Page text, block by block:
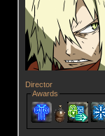
Director
Awards